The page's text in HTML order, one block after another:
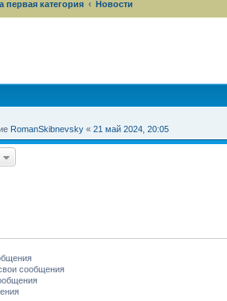
первая категория Новости
RomanSkibnevsky « 21 май 2024, 20:05
сообщения